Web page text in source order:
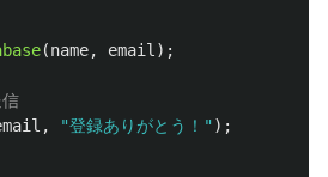
(name, email );
, "登録ありがとう！" );